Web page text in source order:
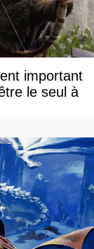
important
le seul à